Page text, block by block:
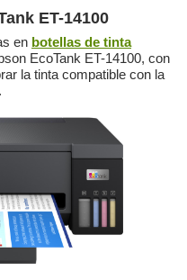
ET-14100
en botellas de tinta
EcoTank ET-14100, con
la tinta compatible con la